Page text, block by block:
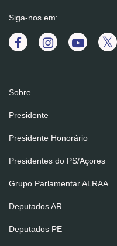
Siga-nos em:
Sobre
Presidente
Presidente Honorário
Presidentes do PS/Açores
Grupo Parlamentar ALRAA
Deputados AR
Deputados PE